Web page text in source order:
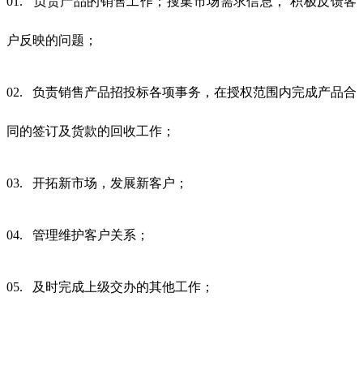
户反映的问题；
02. 负责销售产品招投标各项事务，在授权范围内完成产品合
同的签订及货款的回收工作；
03. 开拓新市场，发展新客户；
04. 管理维护客户关系；
05. 及时完成上级交办的其他工作；